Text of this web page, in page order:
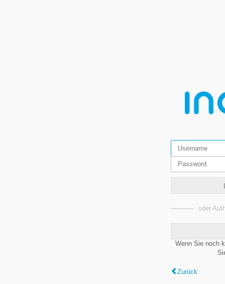
oder
Wenn Sie noch
Zurück